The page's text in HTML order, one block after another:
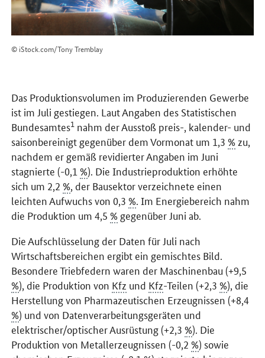
© iStock.com/Tony Tremblay
Das Produktionsvolumen im Produzierenden Gewerbe
ist im Juli gestiegen. Laut Angaben des Statistischen
Bundesamtes1 nahm der Ausstoß preis-, kalender- und
saisonbereinigt gegenüber dem Vormonat um 1,3 % zu,
nachdem er gemäß revidierter Angaben im Juni
stagnierte (-0,1 %). Die Industrieproduktion erhöhte
sich um 2,2 %, der Bausektor verzeichnete einen
leichten Aufwuchs von 0,3 %. Im Energiebereich nahm
die Produktion um 4,5 % gegenüber Juni ab.
Die Aufschlüsselung der Daten für Juli nach
Wirtschaftsbereichen ergibt ein gemischtes Bild.
Besondere Triebfedern waren der Maschinenbau (+9,5
%), die Produktion von Kfz und Kfz-Teilen (+2,3 %), die
Herstellung von Pharmazeutischen Erzeugnissen (+8,4
%) und von Datenverarbeitungsgeräten und
elektrischer/optischer Ausrüstung (+2,3 %). Die
Produktion von Metallerzeugnissen (-0,2 %) sowie